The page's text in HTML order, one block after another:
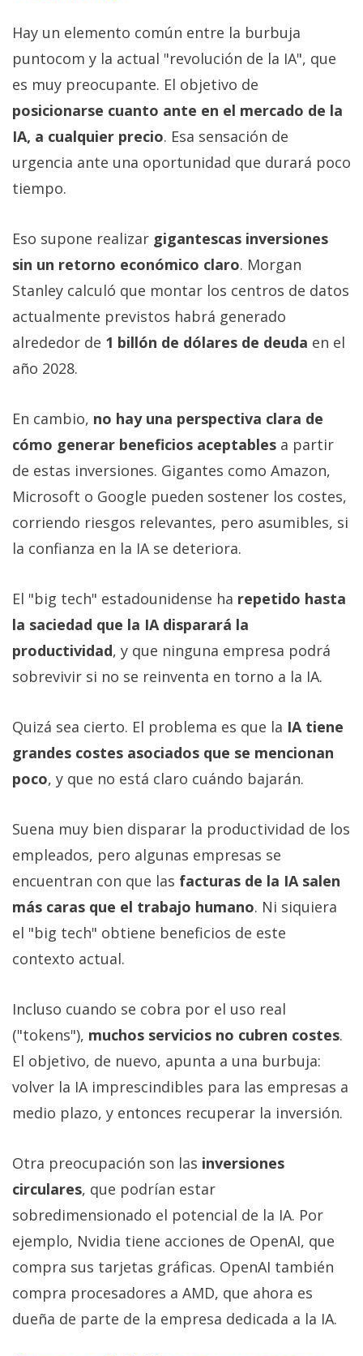
Hay un elemento común entre la burbuja
puntocom y la actual "revolución de la IA", que
es muy preocupante. El objetivo de
posicionarse cuanto ante en el mercado de la
IA, a cualquier precio. Esa sensación de
urgencia ante una oportunidad que durará poco
tiempo.
Eso supone realizar gigantescas inversiones
sin un retorno económico claro. Morgan
Stanley calculó que montar los centros de datos
actualmente previstos habrá generado
alrededor de 1 billón de dólares de deuda en el
año 2028.
En cambio, no hay una perspectiva clara de
cómo generar beneficios aceptables a partir
de estas inversiones. Gigantes como Amazon,
Microsoft o Google pueden sostener los costes,
corriendo riesgos relevantes, pero asumibles, si
la confianza en la IA se deteriora.
El "big tech" estadounidense ha repetido hasta
la saciedad que la IA disparará la
productividad, y que ninguna empresa podrá
sobrevivir si no se reinventa en torno a la IA.
Quizá sea cierto. El problema es que la IA tiene
grandes costes asociados que se mencionan
poco, y que no está claro cuándo bajarán.
Suena muy bien disparar la productividad de los
empleados, pero algunas empresas se
encuentran con que las facturas de la IA salen
más caras que el trabajo humano. Ni siquiera
el "big tech" obtiene beneficios de este
contexto actual.
Incluso cuando se cobra por el uso real
("tokens"), muchos servicios no cubren costes.
El objetivo, de nuevo, apunta a una burbuja:
volver la IA imprescindibles para las empresas a
medio plazo, y entonces recuperar la inversión.
Otra preocupación son las inversiones
circulares, que podrían estar
sobredimensionado el potencial de la IA. Por
ejemplo, Nvidia tiene acciones de OpenAI, que
compra sus tarjetas gráficas. OpenAI también
compra procesadores a AMD, que ahora es
dueña de parte de la empresa dedicada a la IA.